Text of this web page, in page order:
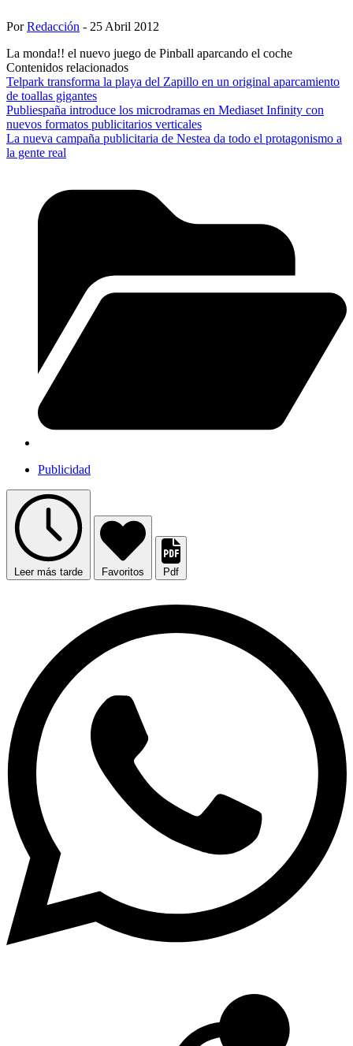
PorRedacción - 25 Abril 2012
La monda!! el nuevo juego de Pinball aparcando el coche
Contenidos relacionados
Telpark transforma la playa del Zapillo en un original aparcamiento
de toallas gigantes
Publiespaña introduce los microdramas en Mediaset Infinity con
nuevos formatos publicitarios verticales
La nueva campaña publicitaria de Nestea da todo el protagonismo a
la gente real
Publicidad
Leer más tarde Favoritos Pdf